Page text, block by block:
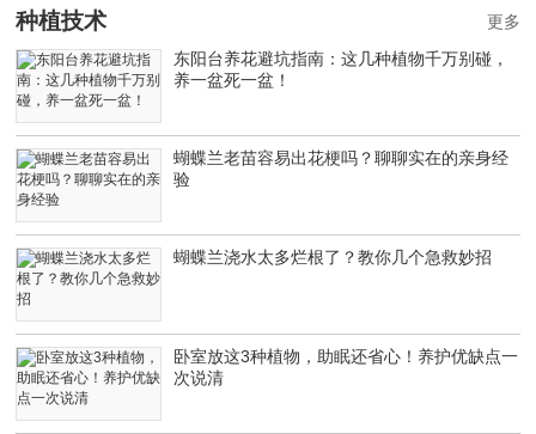
种植技术
东阳台养花避坑指南：这几种植物千万别碰，
养一盆死一盆！
蝴蝶兰老苗容易出花梗吗？聊聊实在的亲身经
验
蝴蝶兰浇水太多烂根了？教你几个急救妙招
卧室放这3种植物，助眠还省心！养护优缺点一
次说清
更多